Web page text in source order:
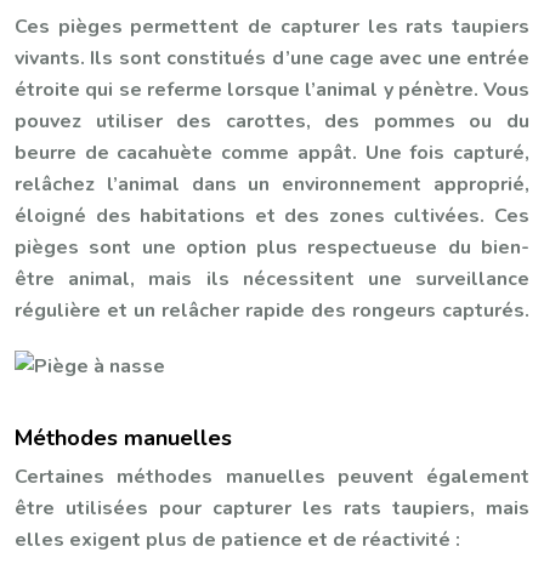
Ces pièges permettent de capturer les rats taupiers
vivants. Ils sont constitués d’une cage avec une entrée
étroite qui se referme lorsque l’animal y pénètre. Vous
pouvez utiliser des carottes, des pommes ou du
beurre de cacahuète comme appât. Une fois capturé,
relâchez l’animal dans un environnement approprié,
éloigné des habitations et des zones cultivées. Ces
pièges sont une option plus respectueuse du bien-
être animal, mais ils nécessitent une surveillance
régulière et un relâcher rapide des rongeurs capturés.
Méthodes manuelles
Certaines méthodes manuelles peuvent également
être utilisées pour capturer les rats taupiers, mais
elles exigent plus de patience et de réactivité :